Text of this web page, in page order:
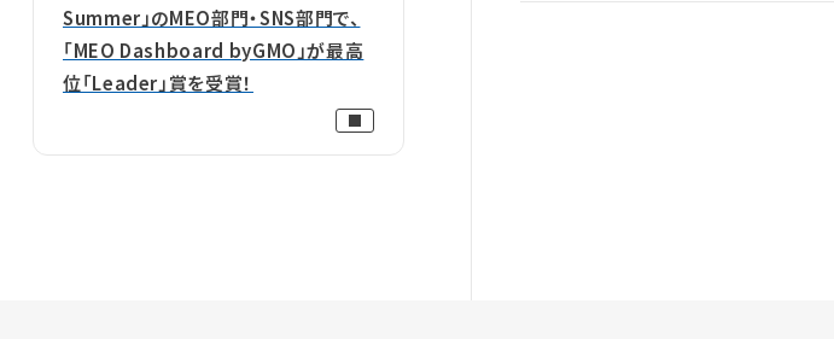
Summer」のMEO部門・SNS部門で、
「MEO Dashboard byGMO」が最高
位「Leader」賞を受賞！